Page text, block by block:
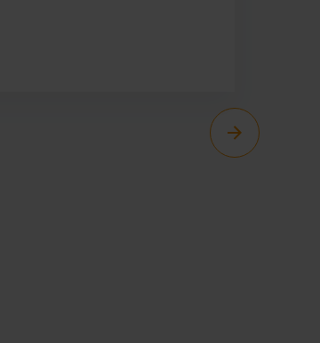
© Tyrolit